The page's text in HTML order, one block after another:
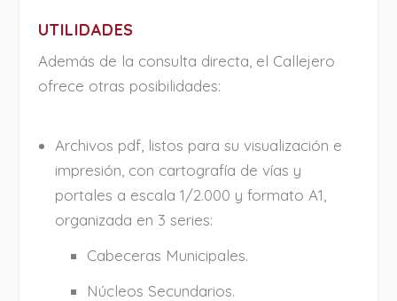
UTILIDADES
Además de la consulta directa, el Callejero
ofrece otras posibilidades:
Archivos pdf, listos para su visualización e
impresión, con cartografía de vías y
portales a escala 1/2.000 y formato A1,
organizada en 3 series:
Cabeceras Municipales.
Núcleos Secundarios.